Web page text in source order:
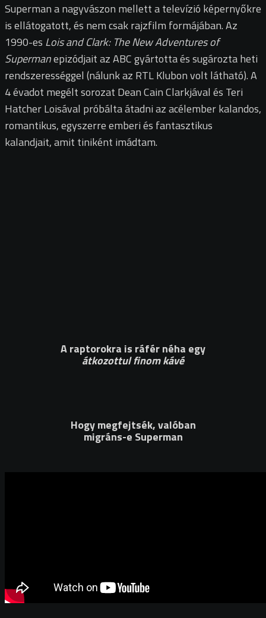
Superman a nagyvászon mellett a televízió képernyőkre
is ellátogatott, és nem csak rajzfilm formájában. Az
1990-es Lois and Clark: The New Adventures of
Supermanepizódjait az ABC gyártotta és sugározta heti
rendszerességgel (nálunk az RTL Klubon volt látható). A
4 évadot megélt sorozat Dean Cain Clarkjával és Teri
Hatcher Loisával próbálta átadni az acélember kalandos,
romantikus, egyszerre emberi és fantasztikus
kalandjait, amit tiniként imádtam.
A raptorokra is ráfér néha egy
átkozottul finom kávé
Hogy megfejtsék,valóban
migráns-e Superman